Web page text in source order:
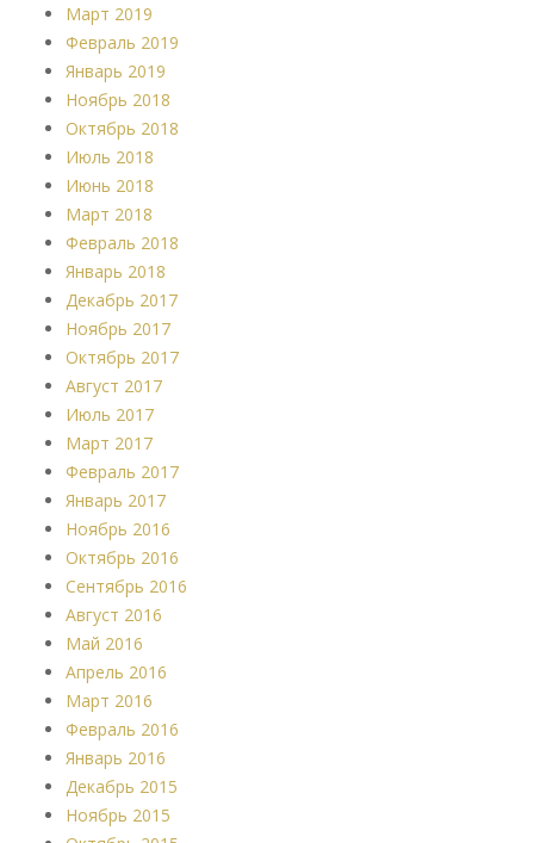
Март 2019
Февраль 2019
Январь 2019
Ноябрь 2018
Октябрь 2018
Июль 2018
Июнь 2018
Март 2018
Февраль 2018
Январь 2018
Декабрь 2017
Ноябрь 2017
Октябрь 2017
Август 2017
Июль 2017
Март 2017
Февраль 2017
Январь 2017
Ноябрь 2016
Октябрь 2016
Сентябрь 2016
Август 2016
Май 2016
Апрель 2016
Март 2016
Февраль 2016
Январь 2016
Декабрь 2015
Ноябрь 2015